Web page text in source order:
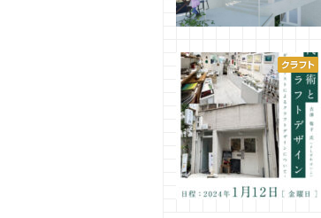
第2課題
2025年2月22日 管理者